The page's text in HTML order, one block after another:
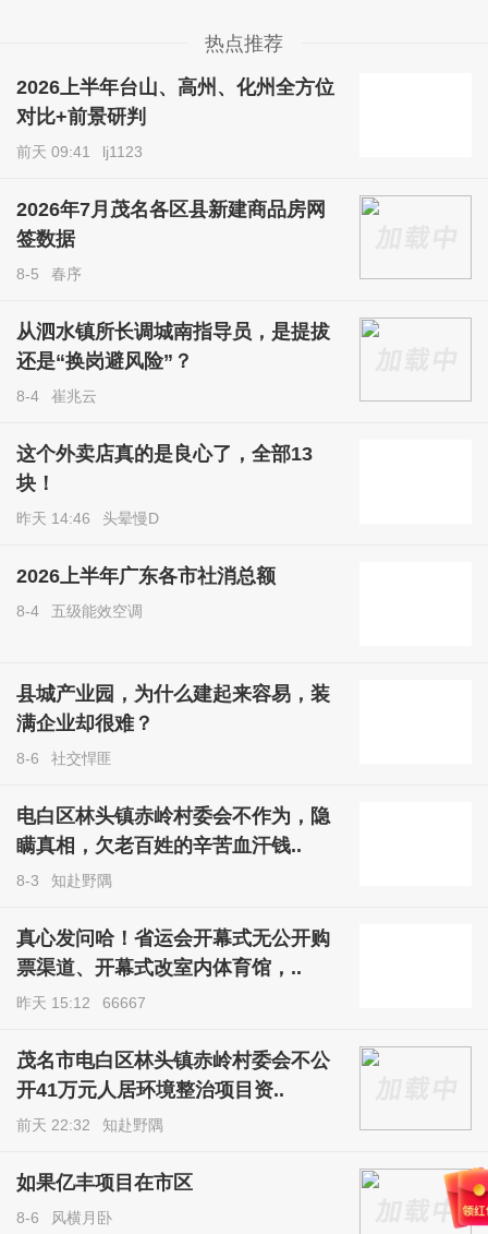
热点推荐
2026上半年台山、高州、化州全方位
对比+前景研判
前天 09:41 lj1123
2026年7月茂名各区县新建商品房网
签数据
8-5 春序
从泗水镇所长调城南指导员，是提拔
还是“换岗避风险”？
8-4 崔兆云
这个外卖店真的是良心了，全部13
块！
昨天 14:46 头晕慢D
2026上半年广东各市社消总额
8-4 五级能效空调
县城产业园，为什么建起来容易，装
满企业却很难？
8-6 社交悍匪
电白区林头镇赤岭村委会不作为，隐
瞒真相，欠老百姓的辛苦血汗钱..
8-3 知赴野隅
真心发问哈！省运会开幕式无公开购
票渠道、开幕式改室内体育馆，..
昨天 15:12 66667
茂名市电白区林头镇赤岭村委会不公
开41万元人居环境整治项目资..
前天 22:32 知赴野隅
如果亿丰项目在市区
8-6 风横月卧